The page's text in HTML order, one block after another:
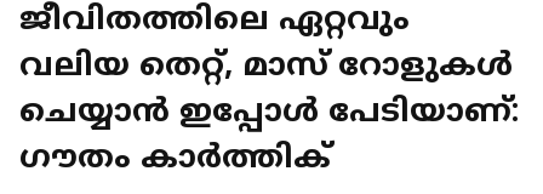
ജീവിതത്തിലെ ഏറ്റവും
വലിയ തെറ്റ്, മാസ് റോളുകൾ
ചെയ്യാൻ ഇപ്പോൾ പേടിയാണ്:
ഗൗതം കാർത്തിക്